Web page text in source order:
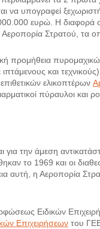
υπογραφεί
ευρώ. Η διαφορά
Στρατού, τα
προμήθεια
και
ελικοπτέρων
πύραυλοι και
για την άμεση
το 1969 και οι
αυτή, η Αεροπορία
Ειδικών
Επιχειρήσεων του